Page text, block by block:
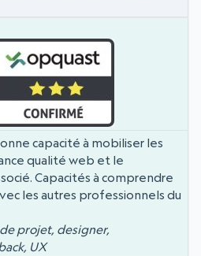
capacité à mobiliser les
qualité web et le
Capacités à comprendre
les autres professionnels du
projet, designer,
UX